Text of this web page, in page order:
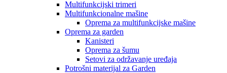
Multifunkcijski trimeri
Multifunkcionalne mašine
Oprema za multifunkcijske mašine
Oprema za garden
Kanisteri
Oprema za šumu
Setovi za održavanje uređaja
Potrošni materijal za Garden